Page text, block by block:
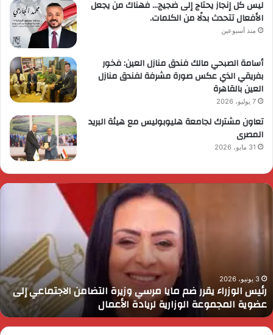
ليس كل إنجاز يحتاج إلى ضجيج… فهناك من يجعل
الأفعال تتحدث بدلًا من الكلمات.
منذ أسبوعين
أسامة الصبحي مالك فندق منازل العين: فخور
بفريقي الذي عكس صورة مشرفة لفندق منازل
العين بالقاهرة
7 يوليو، 2026
تعاون مشترك لجامعة هليوبوليس مع هيئة البريد
المصرى
31 مايو، 2026
الرئيس
التنمية
وحماية
الأمن
القومي
3 يونيو، 2026
الرئيس السيسي يثمن دور القوات المسلحة في التنمية
وحماية الأمن القومي